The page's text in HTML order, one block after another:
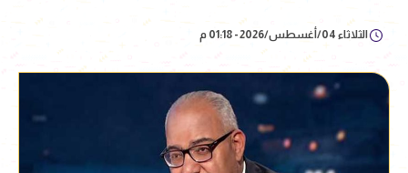
الثلاثاء 04/أغسطس/2026 - 01:18 م